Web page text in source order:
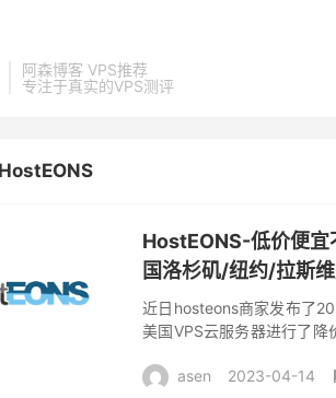
阿森博客 VPS推荐
专注于真实的VPS测评
HostEONS-低价便宜
国洛杉矶/纽约/拉斯
近日hosteons商家发布了
美国VPS云服务器进行了降
asen 2023-04-14